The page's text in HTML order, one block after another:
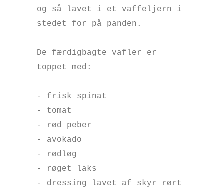
og så lavet i et vaffeljern i
stedet for på panden.
De færdigbagte vafler er
toppet med:
- frisk spinat
- tomat
- rød peber
- avokado
- rødløg
- røget laks
- dressing lavet af skyr rørt